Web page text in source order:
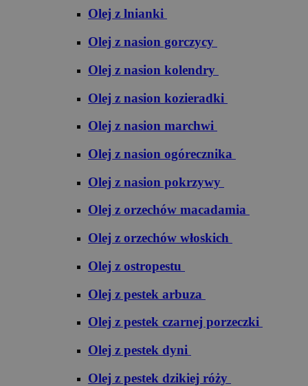
Olej z lnianki
Olej z nasion gorczycy
Olej z nasion kolendry
Olej z nasion kozieradki
Olej z nasion marchwi
Olej z nasion ogórecznika
Olej z nasion pokrzywy
Olej z orzechów macadamia
Olej z orzechów włoskich
Olej z ostropestu
Olej z pestek arbuza
Olej z pestek czarnej porzeczki
Olej z pestek dyni
Olej z pestek dzikiej róży